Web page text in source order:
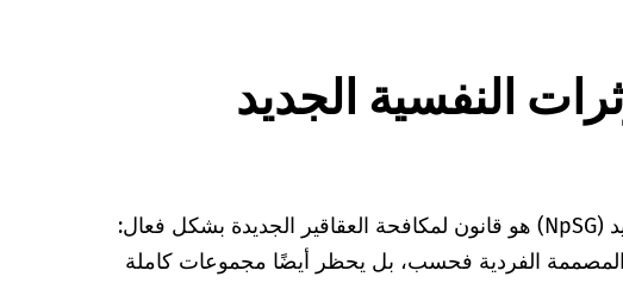
النفسية الجديد
قانون المؤثرات النفسية الجديد (NpSG) هو قانون لمكافحة العقاقير الجديدة بشكل فعال:
المصممة الفردية فحسب، بل يحظر أيضًا مجموعات كاملة